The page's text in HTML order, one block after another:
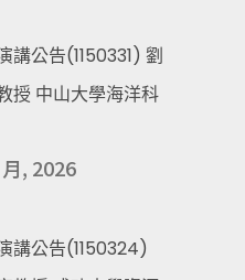
講公告(1150331) 劉
授 中山大學海洋科
, 2026
講公告(1150324)